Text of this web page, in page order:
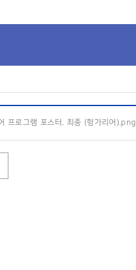
프로그램 포스터. 최종 (헝가리어).png